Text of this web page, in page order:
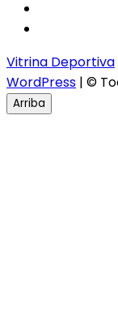
Vitrina Deportiva
WordPress | ©
Arriba